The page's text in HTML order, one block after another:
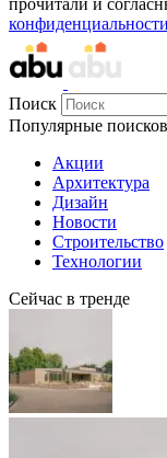
конфиденциальности
Поиск
Популярные
Акции
Архитектура
Дизайн
Новости
Строительство
Технологии
Сейчас в тренде